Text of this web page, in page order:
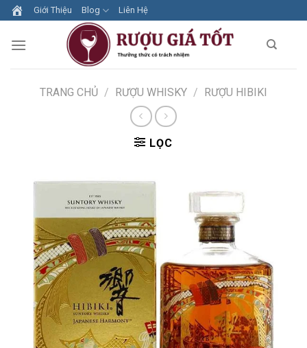
Skip
to
content
Giới Thiệu Blog Liên Hệ
TRANG CHỦ / RƯỢU WHISKY / RƯỢU HIBIKI
LỌC